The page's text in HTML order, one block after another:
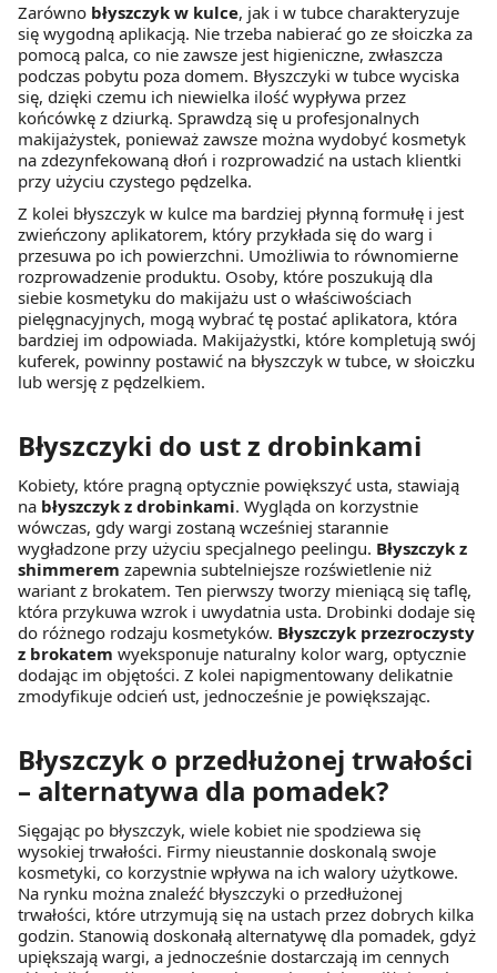
Zarówno błyszczyk w kulce, jak i w tubce charakteryzuje
się wygodną aplikacją. Nie trzeba nabierać go ze słoiczka za
pomocą palca, co nie zawsze jest higieniczne, zwłaszcza
podczas pobytu poza domem. Błyszczyki w tubce wyciska
się, dzięki czemu ich niewielka ilość wypływa przez
końcówkę z dziurką. Sprawdzą się u profesjonalnych
makijażystek, ponieważ zawsze można wydobyć kosmetyk
na zdezynfekowaną dłoń i rozprowadzić na ustach klientki
przy użyciu czystego pędzelka.
Z kolei błyszczyk w kulce ma bardziej płynną formułę i jest
zwieńczony aplikatorem, który przykłada się do warg i
przesuwa po ich powierzchni. Umożliwia to równomierne
rozprowadzenie produktu. Osoby, które poszukują dla
siebie kosmetyku do makijażu ust o właściwościach
pielęgnacyjnych, mogą wybrać tę postać aplikatora, która
bardziej im odpowiada. Makijażystki, które kompletują swój
kuferek, powinny postawić na błyszczyk w tubce, w słoiczku
lub wersję z pędzelkiem.
Błyszczyki do ust z drobinkami
Kobiety, które pragną optycznie powiększyć usta, stawiają
na błyszczyk z drobinkami. Wygląda on korzystnie
wówczas, gdy wargi zostaną wcześniej starannie
wygładzone przy użyciu specjalnego peelingu. Błyszczyk z
shimmerem zapewnia subtelniejsze rozświetlenie niż
wariant z brokatem. Ten pierwszy tworzy mieniącą się taflę,
która przykuwa wzrok i uwydatnia usta. Drobinki dodaje się
do różnego rodzaju kosmetyków. Błyszczyk przezroczysty
z brokatem wyeksponuje naturalny kolor warg, optycznie
dodając im objętości. Z kolei napigmentowany delikatnie
zmodyfikuje odcień ust, jednocześnie je powiększając.
Błyszczyk o przedłużonej trwałości
– alternatywa dla pomadek?
Sięgając po błyszczyk, wiele kobiet nie spodziewa się
wysokiej trwałości. Firmy nieustannie doskonalą swoje
kosmetyki, co korzystnie wpływa na ich walory użytkowe.
Na rynku można znaleźć błyszczyki o przedłużonej
trwałości, które utrzymują się na ustach przez dobrych kilka
godzin. Stanowią doskonałą alternatywę dla pomadek, gdyż
upiększają wargi, a jednocześnie dostarczają im cennych